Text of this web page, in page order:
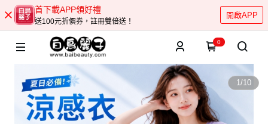
首下載APP領好禮
送100元折價券，註冊雙倍送！
開啟APP
0
1/10